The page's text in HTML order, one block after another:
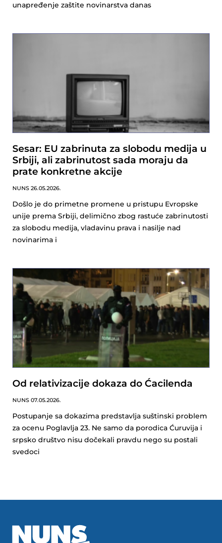
unapređenje zaštite novinarstva danas
Sesar: EU zabrinuta za slobodu medija u
Srbiji, ali zabrinutost sada moraju da
prate konkretne akcije
NUNS 26.05.2026.
Došlo je do primetne promene u pristupu Evropske
unije prema Srbiji, delimično zbog rastuće zabrinutosti
za slobodu medija, vladavinu prava i nasilje nad
novinarima i
Od relativizacije dokaza do Ćacilenda
NUNS 07.05.2026.
Postupanje sa dokazima predstavlja suštinski problem
za ocenu Poglavlja 23. Ne samo da porodica Ćuruvija i
srpsko društvo nisu dočekali pravdu nego su postali
svedoci